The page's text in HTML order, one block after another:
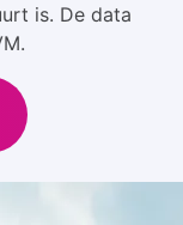
is. De data